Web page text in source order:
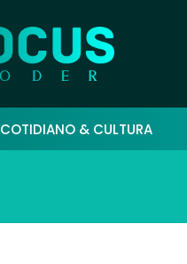
COTIDIANO & CULTURA